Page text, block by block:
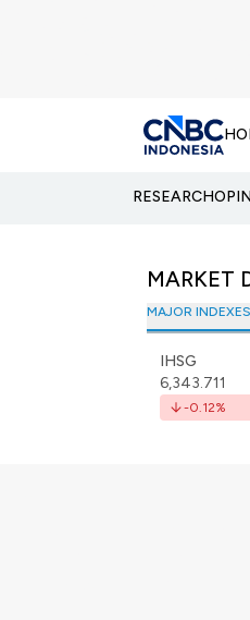
RESEARCH
MARKET
MAJOR INDEXES
IHSG
6,343.711
-0.12%